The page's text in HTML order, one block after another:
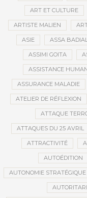
ART ET CULTURE
ARTISTE MALIEN
ASIE ASSA
ASSIMI GOITA
ASSISTANCE
ASSURANCE MALADIE
ATELIER DE RÉFLEXION
ATTAQUE
ATTAQUES DU 25 AVRIL
ATTRACTIVITÉ
AUTOÉDITION
AUTONOMIE STRATÉGIQUE